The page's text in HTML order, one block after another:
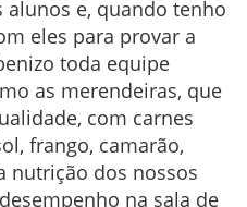
alunos e, quando tenho
eles para provar a
toda equipe
as merendeiras, que
com carnes
frango, camarão,
nutrição dos nossos
na sala de